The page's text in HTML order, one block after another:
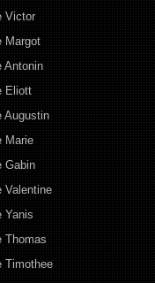
Victor
Margot
Antonin
Eliott
Augustin
Marie
Gabin
Valentine
Yanis
Thomas
Timothee